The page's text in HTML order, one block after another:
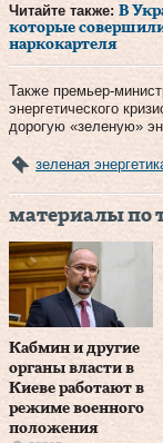
Читайте также: В
которые
наркокартеля
Также премьер-
энергетического
дорогую «зеленую»
зеленая
материалы по
Кабмин и другие
органы власти в
Киеве работают в
режиме военного
положения